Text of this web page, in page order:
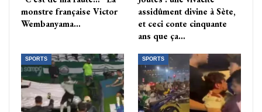
monstre française Victor
Wembanyama…
assidûment divine à Sète,
et ceci conte cinquante
ans que ça…
SPORTS SPORTS